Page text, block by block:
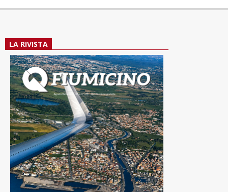
LA RIVISTA